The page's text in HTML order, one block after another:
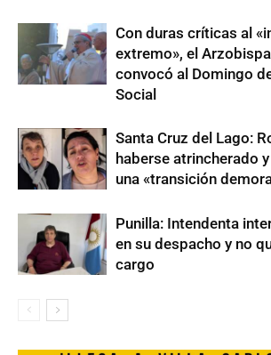
Con duras críticas al
extremo», el
convocó al Domingo
Social
Santa Cruz del Lago:
haberse atrincherado
una «transición
Punilla: Intendenta
en su despacho y no
cargo